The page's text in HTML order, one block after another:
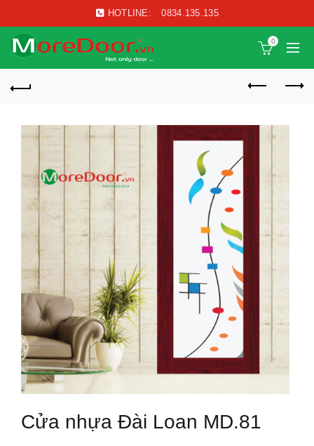
HOTLINE: 0834.135.135
0
Cửa nhựa Đài Loan MD.81